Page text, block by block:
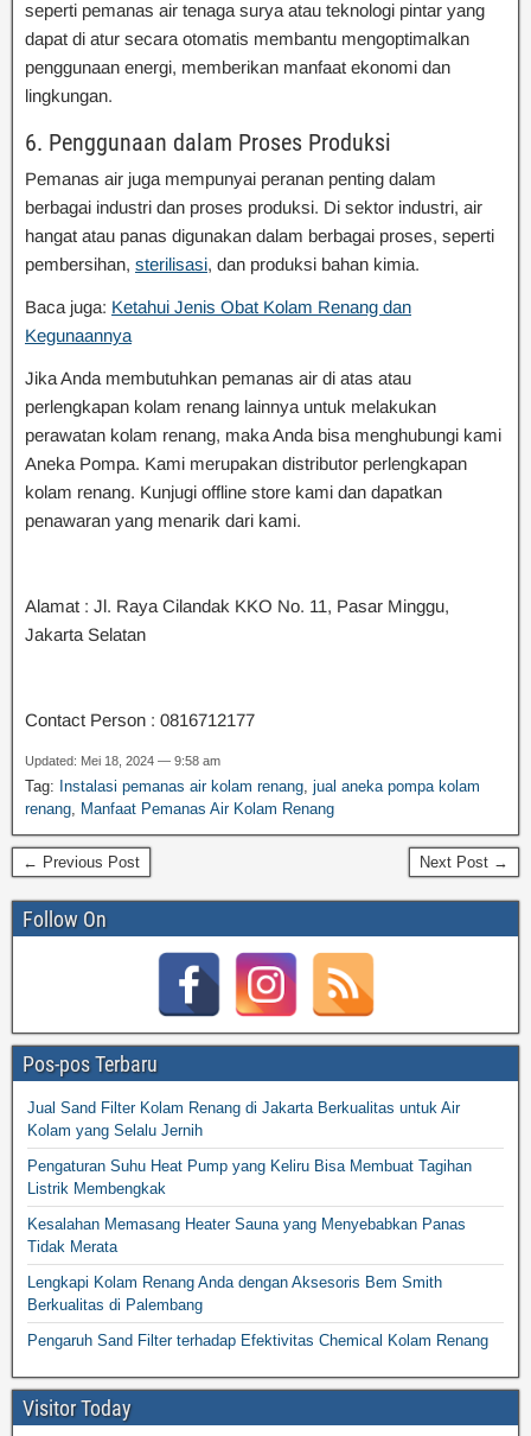
seperti pemanas air tenaga surya atau teknologi pintar yang
dapat di atur secara otomatis membantu mengoptimalkan
penggunaan energi, memberikan manfaat ekonomi dan
lingkungan.
6. Penggunaan dalam Proses Produksi
Pemanas air juga mempunyai peranan penting dalam
berbagai industri dan proses produksi. Di sektor industri, air
hangat atau panas digunakan dalam berbagai proses, seperti
pembersihan, sterilisasi, dan produksi bahan kimia.
Baca juga: Ketahui Jenis Obat Kolam Renang dan
Kegunaannya
Jika Anda membutuhkan pemanas air di atas atau
perlengkapan kolam renang lainnya untuk melakukan
perawatan kolam renang, maka Anda bisa menghubungi kami
Aneka Pompa. Kami merupakan distributor perlengkapan
kolam renang. Kunjugi offline store kami dan dapatkan
penawaran yang menarik dari kami.
Alamat : Jl. Raya Cilandak KKO No. 11, Pasar Minggu,
Jakarta Selatan
Contact Person : 0816712177
Updated: Mei 18, 2024 — 9:58 am
Tag: Instalasi pemanas air kolam renang, jual aneka pompa kolam
renang, Manfaat Pemanas Air Kolam Renang
← Previous Post Next Post →
Follow On
Pos-pos Terbaru
Jual Sand Filter Kolam Renang di Jakarta Berkualitas untuk Air
Kolam yang Selalu Jernih
Pengaturan Suhu Heat Pump yang Keliru Bisa Membuat Tagihan
Listrik Membengkak
Kesalahan Memasang Heater Sauna yang Menyebabkan Panas
Tidak Merata
Lengkapi Kolam Renang Anda dengan Aksesoris Bem Smith
Berkualitas di Palembang
Pengaruh Sand Filter terhadap Efektivitas Chemical Kolam Renang
Visitor Today